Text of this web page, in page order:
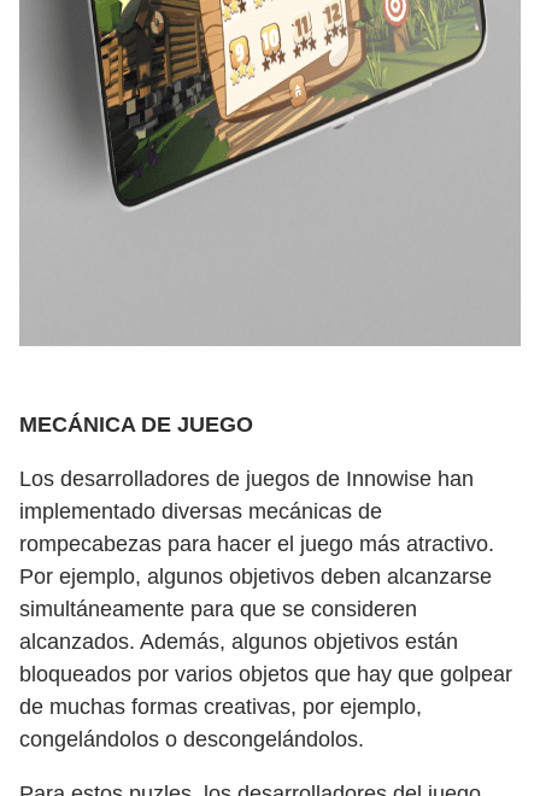
MECÁNICA DE JUEGO
Los desarrolladores de juegos de Innowise han
implementado diversas mecánicas de
rompecabezas para hacer el juego más atractivo.
Por ejemplo, algunos objetivos deben alcanzarse
simultáneamente para que se consideren
alcanzados. Además, algunos objetivos están
bloqueados por varios objetos que hay que golpear
de muchas formas creativas, por ejemplo,
congelándolos o descongelándolos.